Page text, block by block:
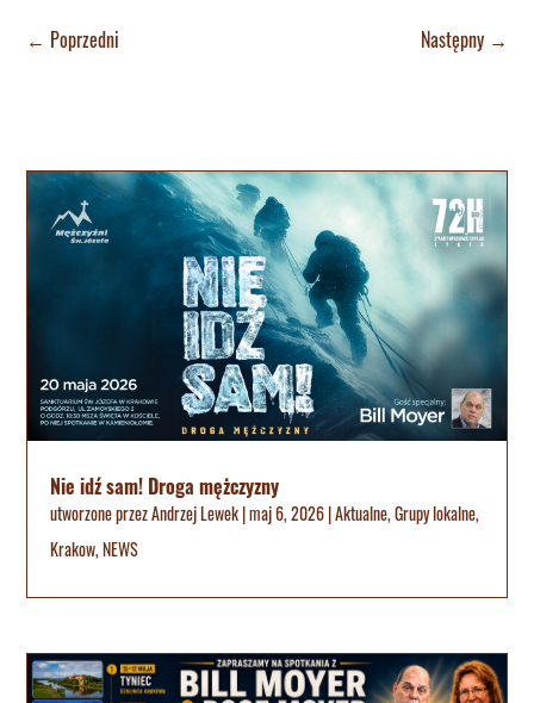
← Poprzedni Następny→
Nie idź sam! Droga mężczyzny
utworzone przezAndrzej Lewek|maj 6, 2026|Aktualne,Grupy lokalne,
Krakow,NEWS